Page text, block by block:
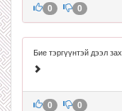
0 0
Бие тэргүүнтэй дээл
0 0